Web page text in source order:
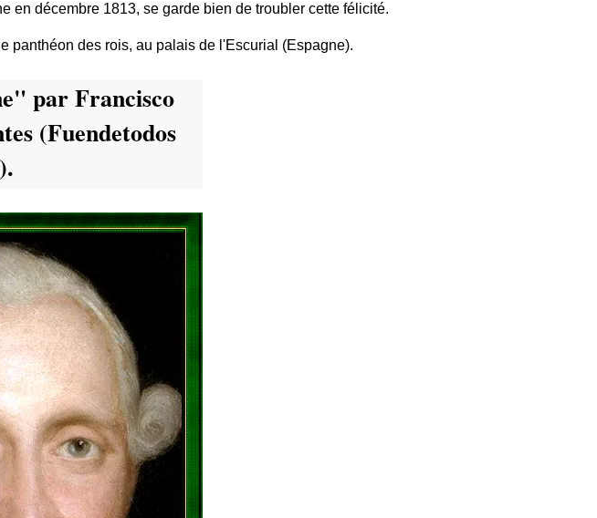
en décembre 1813, se garde bien de troubler cette félicité.
panthéon des rois, au palais de l'Escurial (Espagne).
par Francisco
(Fuendetodos